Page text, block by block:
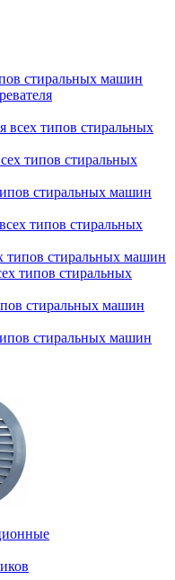
стиральных машин
типов стиральных
типов стиральных
стиральных машин
типов стиральных
типов стиральных машин
типов стиральных
стиральных машин
стиральных машин